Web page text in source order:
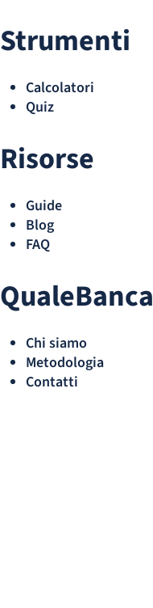
Strumenti
Calcolatori
Quiz
Risorse
Guide
Blog
FAQ
QualeBanca
Chi siamo
Metodologia
Contatti